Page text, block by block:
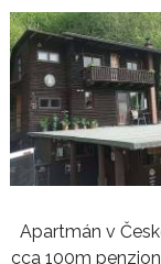
Apartmán v
cca 100m